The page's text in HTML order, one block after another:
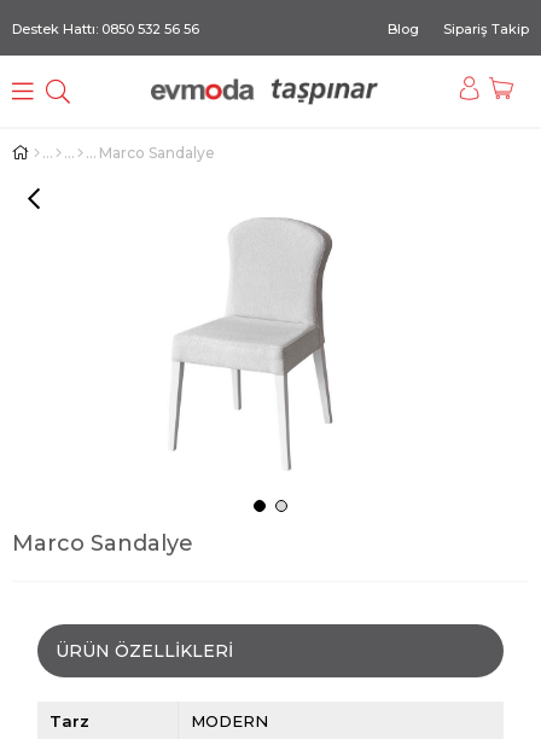
Destek Hattı: 0850 532 56 56 Blog Sipariş Takip
Marco Sandalye
Marco Sandalye
ÜRÜN ÖZELLIKLERI
Tarz MODERN